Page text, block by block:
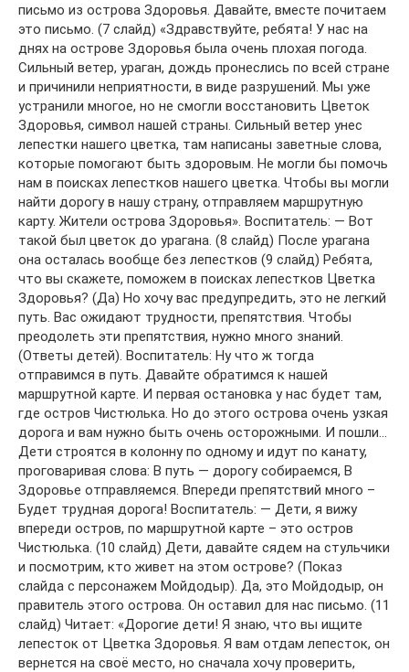
письмо из острова Здоровья. Давайте, вместе почитаем
это письмо. (7 слайд) «Здравствуйте, ребята! У нас на
днях на острове Здоровья была очень плохая погода.
Сильный ветер, ураган, дождь пронеслись по всей стране
и причинили неприятности, в виде разрушений. Мы уже
устранили многое, но не смогли восстановить Цветок
Здоровья, символ нашей страны. Сильный ветер унес
лепестки нашего цветка, там написаны заветные слова,
которые помогают быть здоровым. Не могли бы помочь
нам в поисках лепестков нашего цветка. Чтобы вы могли
найти дорогу в нашу страну, отправляем маршрутную
карту. Жители острова Здоровья». Воспитатель: — Вот
такой был цветок до урагана. (8 слайд) После урагана
она осталась вообще без лепестков (9 слайд) Ребята,
что вы скажете, поможем в поисках лепестков Цветка
Здоровья? (Да) Но хочу вас предупредить, это не легкий
путь. Вас ожидают трудности, препятствия. Чтобы
преодолеть эти препятствия, нужно много знаний.
(Ответы детей). Воспитатель: Ну что ж тогда
отправимся в путь. Давайте обратимся к нашей
маршрутной карте. И первая остановка у нас будет там,
где остров Чистюлька. Но до этого острова очень узкая
дорога и вам нужно быть очень осторожными. И пошли…
Дети строятся в колонну по одному и идут по канату,
проговаривая слова: В путь — дорогу собираемся, В
Здоровье отправляемся. Впереди препятствий много –
Будет трудная дорога! Воспитатель: — Дети, я вижу
впереди остров, по маршрутной карте – это остров
Чистюлька. (10 слайд) Дети, давайте сядем на стульчики
и посмотрим, кто живет на этом острове? (Показ
слайда с персонажем Мойдодыр). Да, это Мойдодыр, он
правитель этого острова. Он оставил для нас письмо. (11
слайд) Читает: «Дорогие дети! Я знаю, что вы ищите
лепесток от Цветка Здоровья. Я вам отдам лепесток, он
вернется на своё место, но сначала хочу проверить,